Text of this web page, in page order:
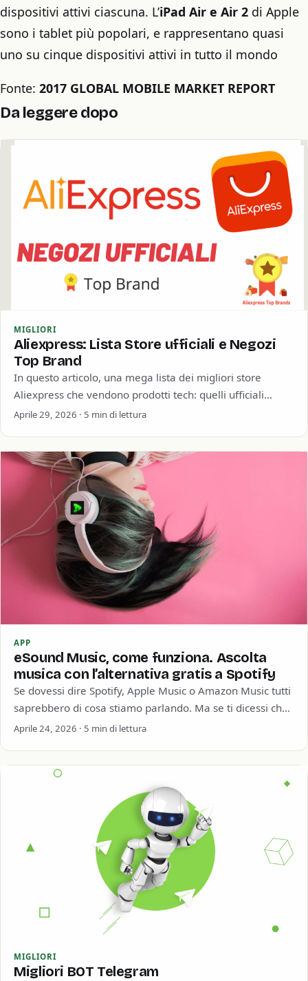
dispositivi attivi ciascuna. L’iPad Air e Air 2 di Apple
sono i tablet più popolari, e rappresentano quasi
uno su cinque dispositivi attivi in tutto il mondo
Fonte: 2017 GLOBAL MOBILE MARKET REPORT
Da leggere dopo
MIGLIORI
Aliexpress: Lista Store ufficiali e Negozi
Top Brand
In questo articolo, una mega lista dei migliori store
Aliexpress che vendono prodotti tech: quelli ufficiali
(Official Store), i rivenditori autorizzati (Authorized)…
Aprile 29, 2026 · 5 min di lettura
APP
eSound Music, come funziona. Ascolta
musica con l’alternativa gratis a Spotify
Se dovessi dire Spotify, Apple Music o Amazon Music tutti
saprebbero di cosa stiamo parlando. Ma se ti dicessi che
al secondo…
Aprile 24, 2026 · 5 min di lettura
MIGLIORI
Migliori BOT Telegram